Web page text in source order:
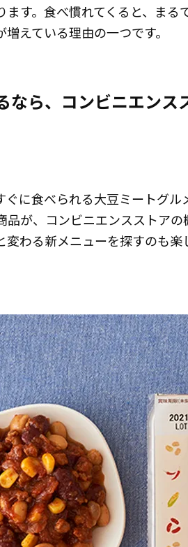
ます。食べ慣れてくると、ま
えている理由の一つです。
なら、コンビニエン
ぐに食べられる大豆ミートグ
品が、コンビニエンスストア
わる新メニューを探すのも楽